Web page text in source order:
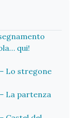
qui!
Lo stregone
La partenza